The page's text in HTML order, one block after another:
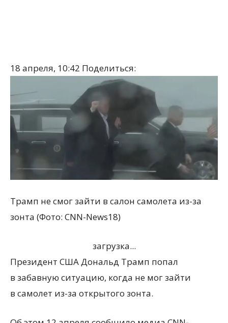
18 апреля, 10:42 Поделиться:
Трамп не смог зайти в салон самолета из-за
зонта (Фото: CNN-News18)
загрузка...
Президент США Дональд Трамп попал
в забавную ситуацию, когда не мог зайти
в самолет из-за открытого зонта.